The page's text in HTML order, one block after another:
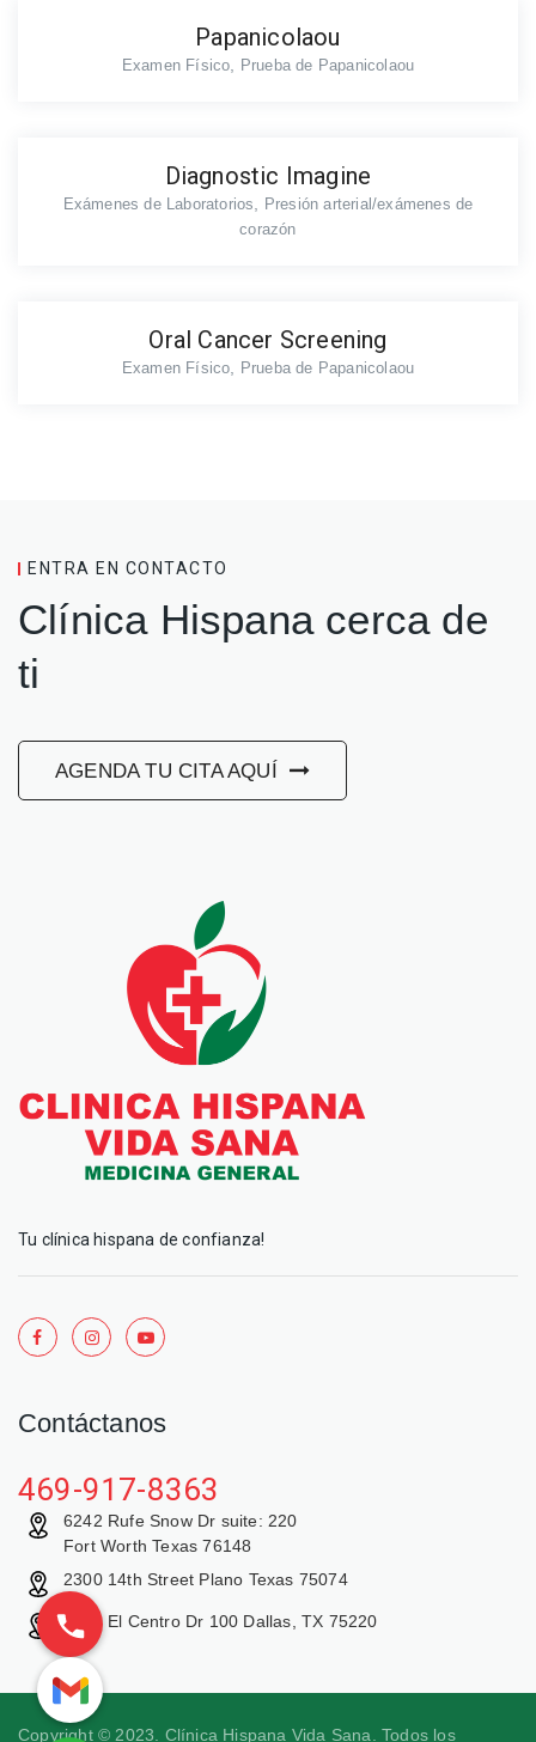
Papanicolaou
Examen Físico Prueba de Papanicolaou
Diagnostic Imagine
Exámenes de Laboratorios
Presión arterial/exámenes de
corazón
Oral Cancer Screening
Examen Físico Prueba de Papanicolaou
ENTRA EN CONTACTO
Clínica Hispana cerca de
ti
AGENDA TU CITA AQUÍ
Tu clínica hispana de confianza!
Contáctanos
469-917-8363
6242 Rufe Snow Dr suite: 220
Fort Worth Texas 76148
2300 14th Street Plano Texas 75074
9429 El Centro Dr 100 Dallas, TX 75220
Copyright © 2023. Clínica Hispana Vida Sana. Todos los